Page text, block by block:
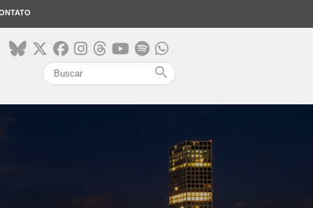
search